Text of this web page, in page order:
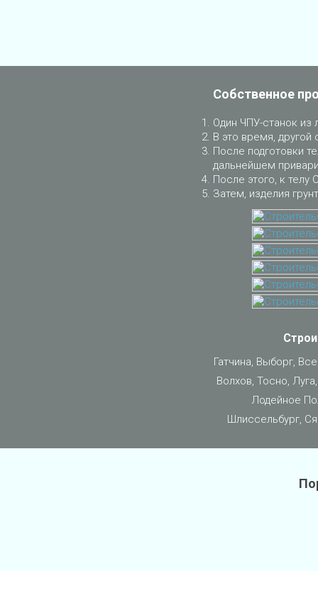
Собственное
Один ЧПУ-станок из
В это время, другой
После подготовки
дальнейшем
После этого, к телу
Затем, изделия
Гатчина, Выборг,
Волхов, Тосно,
Лодейное
Шлиссельбург,